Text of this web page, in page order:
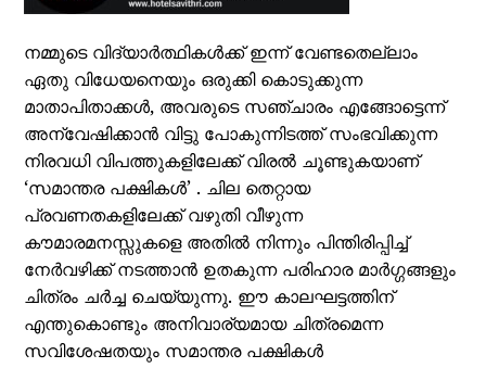
നമ്മുടെ വിദ്യാർത്ഥികൾക്ക് ഇന്ന് വേണ്ടതെല്ലാം
ഏതു വിധേയനെയും ഒരുക്കി കൊടുക്കുന്ന
മാതാപിതാക്കൾ, അവരുടെ സഞ്ചാരം എങ്ങോട്ടെന്ന്
അന്വേഷിക്കാൻ വിട്ടു പോകുന്നിടത്ത് സംഭവിക്കുന്ന
നിരവധി വിപത്തുകളിലേക്ക് വിരൽ ചൂണ്ടുകയാണ്
‘സമാന്തര പക്ഷികൾ’ . ചില തെറ്റായ
പ്രവണതകളിലേക്ക് വഴുതി വീഴുന്ന
കൗമാരമനസ്സുകളെ അതിൽ നിന്നും പിന്തിരിപ്പിച്ച്
നേർവഴിക്ക് നടത്താൻ ഉതകുന്ന പരിഹാര മാർഗ്ഗങ്ങളും
ചിത്രം ചർച്ച ചെയ്യുന്നു. ഈ കാലഘട്ടത്തിന്
എന്തുകൊണ്ടും അനിവാര്യമായ ചിത്രമെന്ന
സവിശേഷതയും സമാന്തര പക്ഷികൾ